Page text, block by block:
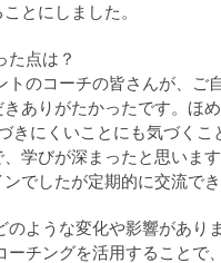
とにしました。
た点は？
のコーチの皆さんが、ご
ありがたかったです。ほ
きにくいことにも気づく
学びが深まったと思いま
でしたが定期的に交流で
のような変化や影響があり
ーチングを活用することで